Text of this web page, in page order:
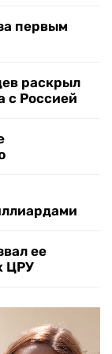
первым
раскрыл
с Россией
ее
ЦРУ